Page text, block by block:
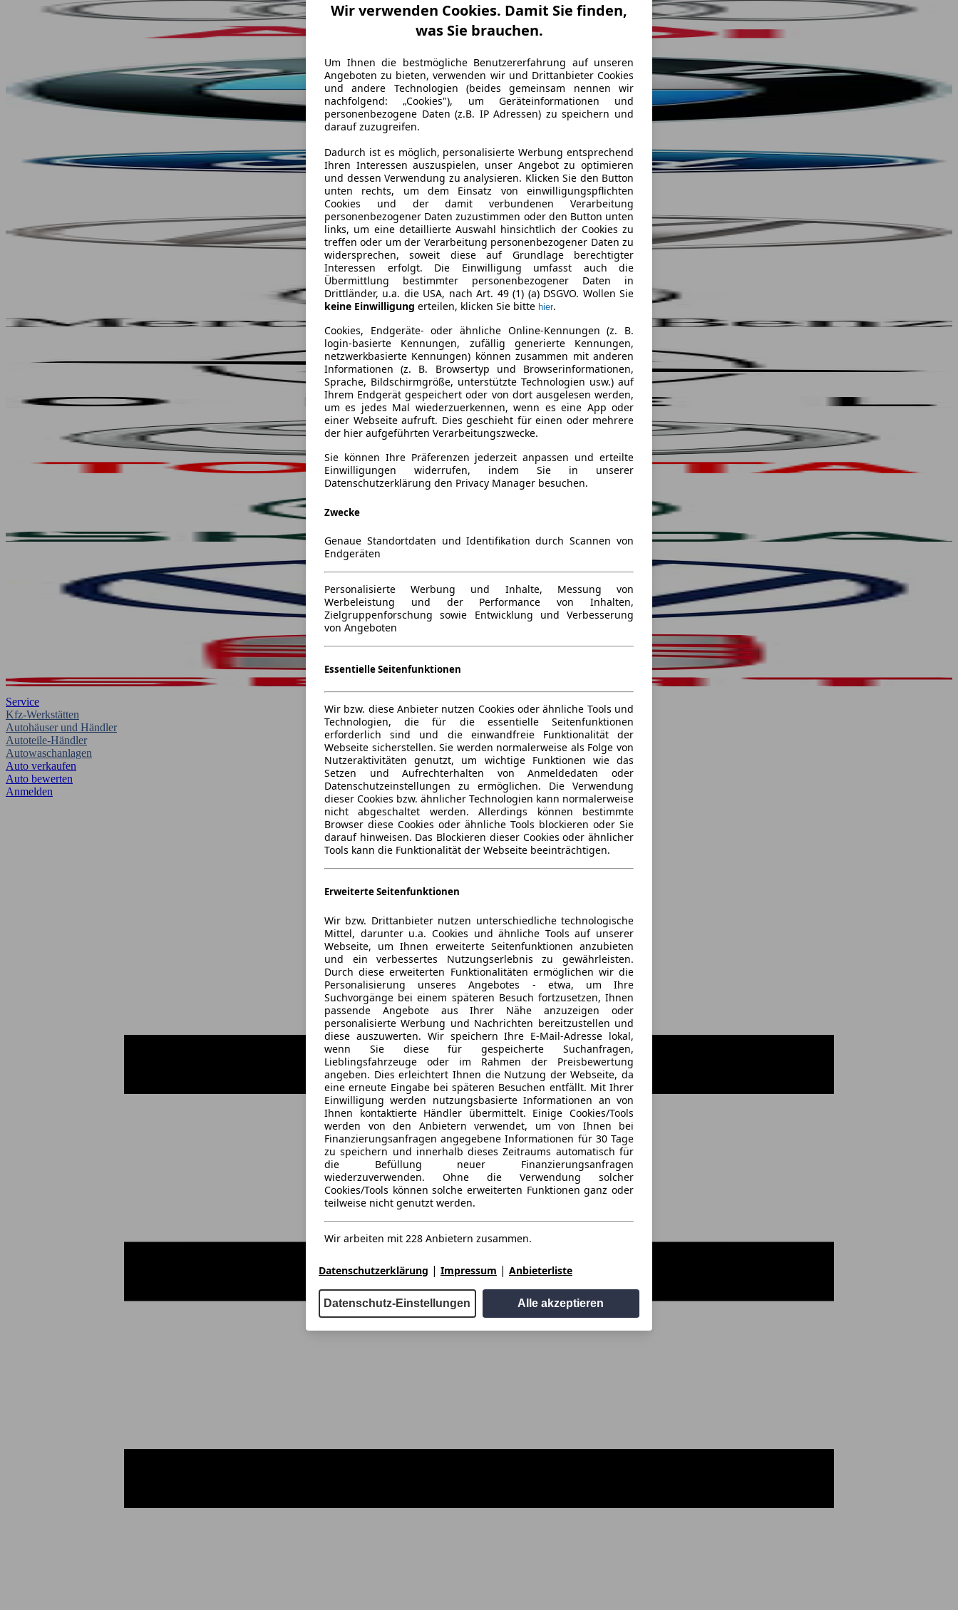
Service
Kfz-Werkstätten
Autohäuser und Händler
Autoteile-Händler
Autowaschanlagen
Auto verkaufen
Auto bewerten
Anmelden
Wir verwenden Cookies. Damit Sie finden,
was Sie brauchen.
Um Ihnen die bestmögliche Benutzererfahrung auf unseren
Angeboten zu bieten, verwenden wir und Drittanbieter Cookies
und andere Technologien (beides gemeinsam nennen wir
nachfolgend: „Cookies"), um Geräteinformationen und
personenbezogene Daten (z.B. IP Adressen) zu speichern und
darauf zuzugreifen.
Dadurch ist es möglich, personalisierte Werbung entsprechend
Ihren Interessen auszuspielen, unser Angebot zu optimieren
und dessen Verwendung zu analysieren. Klicken Sie den Button
unten rechts, um dem Einsatz von einwilligungspflichten
Cookies und der damit verbundenen Verarbeitung
personenbezogener Daten zuzustimmen oder den Button unten
links, um eine detaillierte Auswahl hinsichtlich der Cookies zu
treffen oder um der Verarbeitung personenbezogener Daten zu
widersprechen, soweit diese auf Grundlage berechtigter
Interessen erfolgt. Die Einwilligung umfasst auch die
Übermittlung bestimmter personenbezogener Daten in
Drittländer, u.a. die USA, nach Art. 49 (1) (a) DSGVO. Wollen Sie
keine Einwilligung erteilen, klicken Sie bitte hier.
Cookies, Endgeräte- oder ähnliche Online-Kennungen (z. B.
login-basierte Kennungen, zufällig generierte Kennungen,
netzwerkbasierte Kennungen) können zusammen mit anderen
Informationen (z. B. Browsertyp und Browserinformationen,
Sprache, Bildschirmgröße, unterstützte Technologien usw.) auf
Ihrem Endgerät gespeichert oder von dort ausgelesen werden,
um es jedes Mal wiederzuerkennen, wenn es eine App oder
einer Webseite aufruft. Dies geschieht für einen oder mehrere
der hier aufgeführten Verarbeitungszwecke.
Sie können Ihre Präferenzen jederzeit anpassen und erteilte
Einwilligungen widerrufen, indem Sie in unserer
Datenschutzerklärung den Privacy Manager besuchen.
Zwecke
Genaue Standortdaten und Identifikation durch Scannen von
Endgeräten
Personalisierte Werbung und Inhalte, Messung von
Werbeleistung und der Performance von Inhalten,
Zielgruppenforschung sowie Entwicklung und Verbesserung
von Angeboten
Essentielle Seitenfunktionen
Wir bzw. diese Anbieter nutzen Cookies oder ähnliche Tools und
Technologien, die für die essentielle Seitenfunktionen
erforderlich sind und die einwandfreie Funktionalität der
Webseite sicherstellen. Sie werden normalerweise als Folge von
Nutzeraktivitäten genutzt, um wichtige Funktionen wie das
Setzen und Aufrechterhalten von Anmeldedaten oder
Datenschutzeinstellungen zu ermöglichen. Die Verwendung
dieser Cookies bzw. ähnlicher Technologien kann normalerweise
nicht abgeschaltet werden. Allerdings können bestimmte
Browser diese Cookies oder ähnliche Tools blockieren oder Sie
darauf hinweisen. Das Blockieren dieser Cookies oder ähnlicher
Tools kann die Funktionalität der Webseite beeinträchtigen.
Erweiterte Seitenfunktionen
Wir bzw. Drittanbieter nutzen unterschiedliche technologische
Mittel, darunter u.a. Cookies und ähnliche Tools auf unserer
Webseite, um Ihnen erweiterte Seitenfunktionen anzubieten
und ein verbessertes Nutzungserlebnis zu gewährleisten.
Durch diese erweiterten Funktionalitäten ermöglichen wir die
Personalisierung unseres Angebotes - etwa, um Ihre
Suchvorgänge bei einem späteren Besuch fortzusetzen, Ihnen
passende Angebote aus Ihrer Nähe anzuzeigen oder
personalisierte Werbung und Nachrichten bereitzustellen und
diese auszuwerten. Wir speichern Ihre E-Mail-Adresse lokal,
wenn Sie diese für gespeicherte Suchanfragen,
Lieblingsfahrzeuge oder im Rahmen der Preisbewertung
angeben. Dies erleichtert Ihnen die Nutzung der Webseite, da
eine erneute Eingabe bei späteren Besuchen entfällt. Mit Ihrer
Einwilligung werden nutzungsbasierte Informationen an von
Ihnen kontaktierte Händler übermittelt. Einige Cookies/Tools
werden von den Anbietern verwendet, um von Ihnen bei
Finanzierungsanfragen angegebene Informationen für 30 Tage
zu speichern und innerhalb dieses Zeitraums automatisch für
die Befüllung neuer Finanzierungsanfragen
wiederzuverwenden. Ohne die Verwendung solcher
Cookies/Tools können solche erweiterten Funktionen ganz oder
teilweise nicht genutzt werden.
Wir arbeiten mit 228 Anbietern zusammen.
Datenschutzerklärung | Impressum | Anbieterliste
Datenschutz-Einstellungen Alle akzeptieren